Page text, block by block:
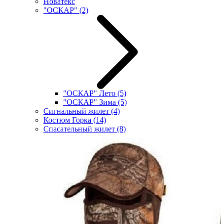
"ОСКАР" (2)
"ОСКАР" Лето (5)
"ОСКАР" Зима (5)
Сигнальный жилет (4)
Костюм Горка (14)
Спасательный жилет (8)